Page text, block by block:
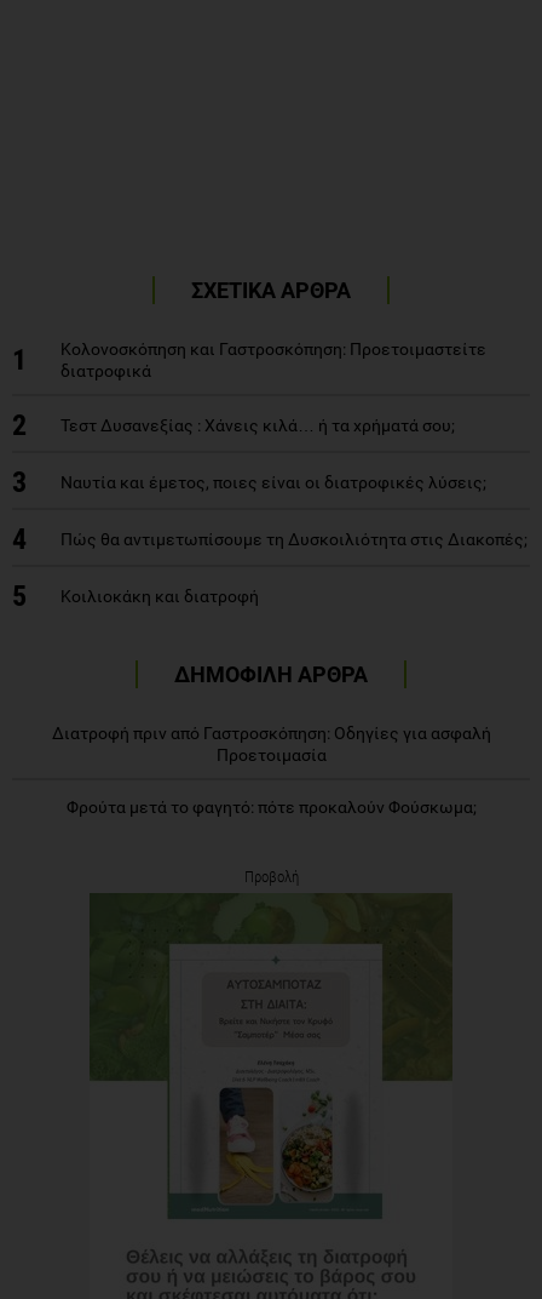
ΣΧΕΤΙΚΑ ΑΡΘΡΑ
1
Κολονοσκόπηση και Γαστροσκόπηση: Προετοιμαστείτε
διατροφικά
2 Τεστ Δυσανεξίας : Xάνεις κιλά… ή τα χρήματά σου;
3 Ναυτία και έμετος, ποιες είναι οι διατροφικές λύσεις;
4 Πώς θα αντιμετωπίσουμε τη Δυσκοιλιότητα στις Διακοπές;
5 Κοιλιοκάκη και διατροφή
ΔΗΜΟΦΙΛΗ ΑΡΘΡΑ
Διατροφή πριν από Γαστροσκόπηση: Οδηγίες για ασφαλή
Προετοιμασία
Φρούτα μετά το φαγητό: πότε προκαλούν Φούσκωμα;
Προβολή